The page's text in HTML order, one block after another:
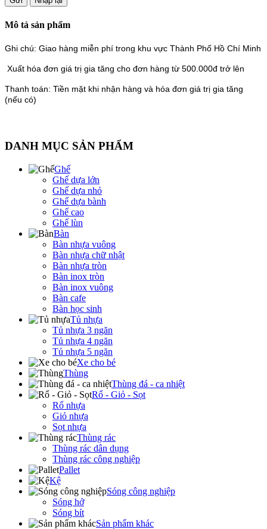
Mô tả sản phẩm
Ghi chú: Giao hàng miễn phí trong khu vực Thành Phố Hồ Chí Minh
Xuất hóa đơn giá trị gia tăng cho đơn hàng từ 500.000đ trở lên
Thanh toán: Tiền mặt khi nhận hàng và hóa đơn giá trị gia tăng
(nếu có)
DANH MỤC SẢN PHẨM
Ghế
Ghế dựa lớn
Ghế dựa nhỏ
Ghế dựa bành
Ghế cao
Ghế lùn
Bàn
Bàn nhựa vuông
Bàn nhựa chữ nhật
Bàn nhựa tròn
Bàn inox tròn
Bàn inox vuông
Bàn cafe
Bàn học sinh
Tủ nhựa
Tủ nhựa 3 ngăn
Tủ nhựa 4 ngăn
Tủ nhựa 5 ngăn
Xe cho bé
Thùng
Thùng đá - ca nhiệt
Rổ - Giỏ - Sọt
Rổ nhựa
Giỏ nhựa
Sọt nhựa
Thùng rác
Thùng rác dân dụng
Thùng rác công nghiệp
Pallet
Kệ
Sóng công nghiệp
Sóng hở
Sóng bít
Sản phẩm khác